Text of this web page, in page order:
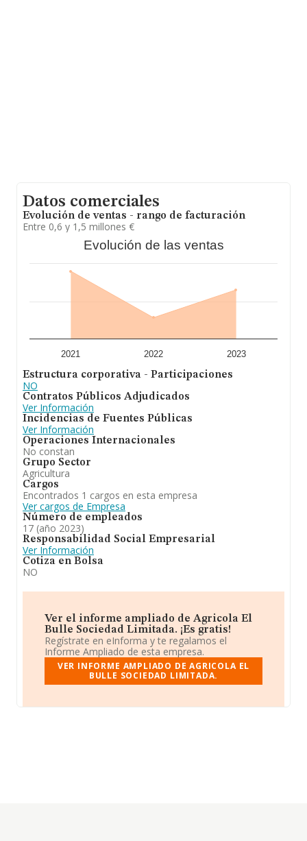
Datos comerciales
Evolución de ventas - rango de facturación
Entre 0,6 y 1,5 millones €
Evolución de las ventas
2021 2022 2023
Estructura corporativa - Participaciones
NO
Contratos Públicos Adjudicados
Ver Información
Incidencias de Fuentes Públicas
Ver Información
Operaciones Internacionales
No constan
Grupo Sector
Agricultura
Cargos
Encontrados 1 cargos en esta empresa
Ver cargos de Empresa
Número de empleados
17 (año 2023)
Responsabilidad Social Empresarial
Ver Información
Cotiza en Bolsa
NO
Ver el informe ampliado de Agricola El
Bulle Sociedad Limitada. ¡Es gratis!
Regístrate en eInforma y te regalamos el
Informe Ampliado de esta empresa.
VER INFORME AMPLIADO DE AGRICOLA EL
BULLE SOCIEDAD LIMITADA.